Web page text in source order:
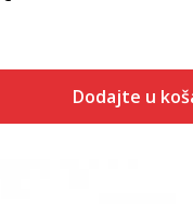
Dodajte u